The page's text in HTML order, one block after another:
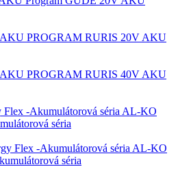
RURIS 20V AKU
RURIS 40V AKU
AL-KO
séria
AL-KO
séria